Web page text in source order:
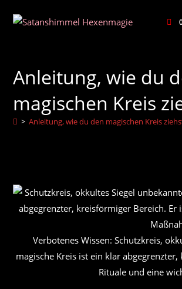
Inhalt
Anleitung, wie du
magischen Kreis
> Anleitung, wie du den magischen Kreis
Verbotenes Wissen: Schutzkreis,
magische Kreis ist ein klar
Rituale und eine